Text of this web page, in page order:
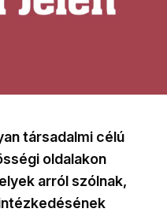
társadalmi célú
oldalakon
arról szólnak,